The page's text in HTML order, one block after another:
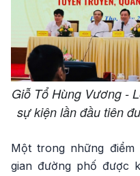
Giỗ Tổ Hùng Vương -
sự kiện lần đầu tiên
Một trong những
gian đường phố được